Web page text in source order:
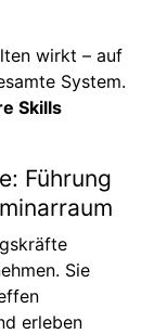
wirkt – auf
System.
Skills
Führung
Sie
erleben